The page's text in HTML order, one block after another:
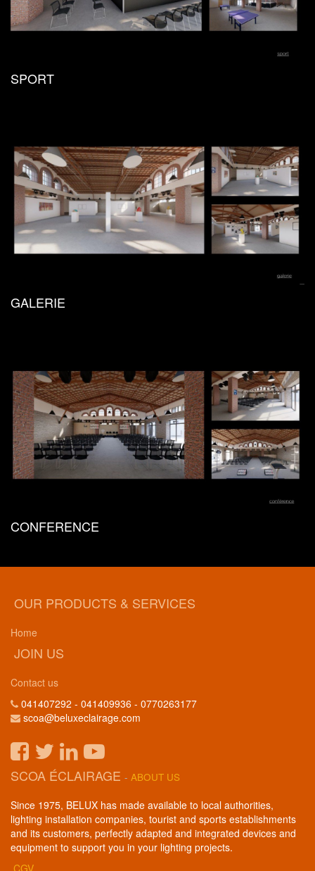
SPORT
GALERIE
CONFERENCE
OUR PRODUCTS & SERVICES
Home
JOIN US
Contact us
041407292 - 041409936 - 0770263177
scoa@beluxeclairage.com
SCOA ÉCLAIRAGE - ABOUT US
Since 1975, BELUX has made available to local authorities,
lighting installation companies, tourist and sports establishments
and its customers, perfectly adapted and integrated devices and
equipment to support you in your lighting projects.
CGV